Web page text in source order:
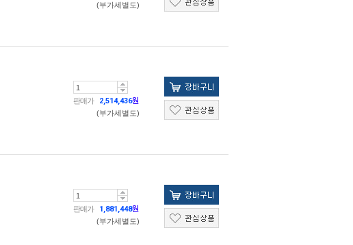
(부가세별도)
판매가 2,514,436원
(부가세별도)
판매가 1,881,448원
(부가세별도)